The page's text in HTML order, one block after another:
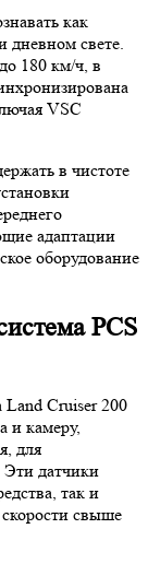
как
дневном свете.
180 км/ч, в
VSC
в чистоте
адаптации
оборудование
PCS
Land Cruiser 200
и камеру,
для
Эти датчики
так и
свыше